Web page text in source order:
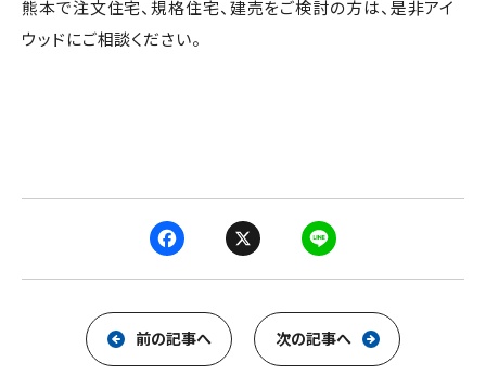
熊本で注文住宅、規格住宅、建売をご検討の方は、是非アイ
ウッドにご相談ください。
F
a
c
e
X
i
n
e
前の記事へ 次の記事へ